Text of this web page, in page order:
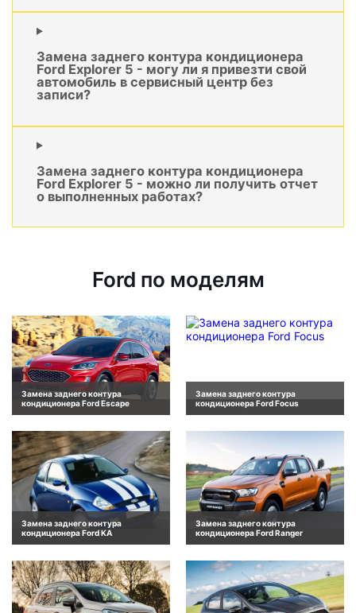
Замена заднего контура кондиционера
Ford Explorer 5 - могу ли я привезти свой
автомобиль в сервисный центр без
записи?
Замена заднего контура кондиционера
Ford Explorer 5 - можно ли получить отчет
о выполненных работах?
Ford по моделям
Замена заднего контура
кондиционера Ford Escape
Замена заднего контура
кондиционера Ford Focus
Замена заднего контура
кондиционера Ford KA
Замена заднего контура
кондиционера Ford Ranger